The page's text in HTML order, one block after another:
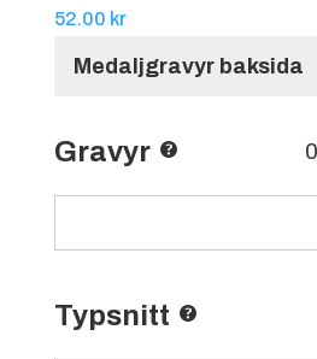
52.00 kr
Medaljgravyr baksida
Gravyr
Typsnitt